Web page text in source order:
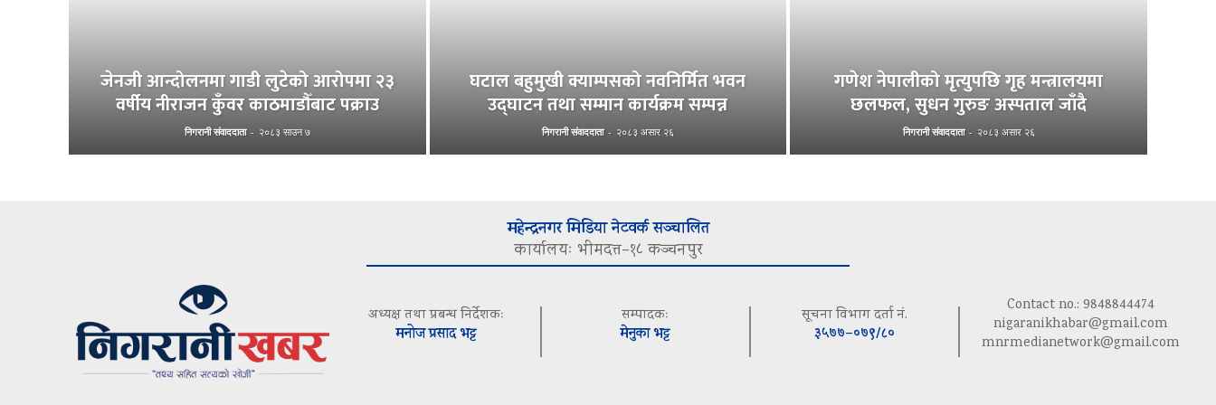
जेनजी आन्दोलनमा गाडी लुटेको आरोपमा २३
वर्षीय नीराजन कुँवर काठमाडौँबाट पक्राउ
निगरानी संवाददाता - २०८३ साउन ७
घटाल बहुमुखी क्याम्पसको नवनिर्मित भवन
उद्घाटन तथा सम्मान कार्यक्रम सम्पन्न
निगरानी संवाददाता - २०८३ असार २६
गणेश नेपालीको मृत्युपछि गृह मन्त्रालयमा
छलफल, सुधन गुरुङ अस्पताल जाँदै
निगरानी संवाददाता - २०८३ असार २६
महेन्द्रनगर मिडिया नेटवर्क सञ्चालित
कार्यालयः भीमदत्त–१८ कञ्चनपुर
अध्यक्ष तथा प्रबन्ध निर्देशकः
मनोज प्रसाद भट्ट
सम्पादकः
मेनुका भट्ट
सूचना विभाग दर्ता नं.
३५७७–०७९/८०
Contact no.: 9848844474
nigaranikhabar@gmail.com
mnrmedianetwork@gmail.com